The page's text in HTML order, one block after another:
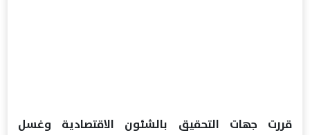
قررت جهات التحقيق بالشئون الاقتصادية وغسل